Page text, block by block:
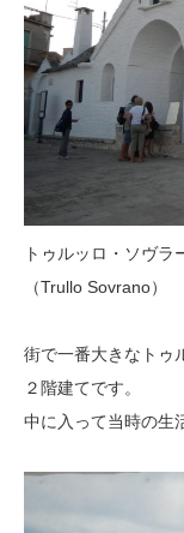
トゥルッロ・ソヴラ
（Trullo Sovrano）
街で一番大きなトゥ
２階建てです。
中に入って当時の生